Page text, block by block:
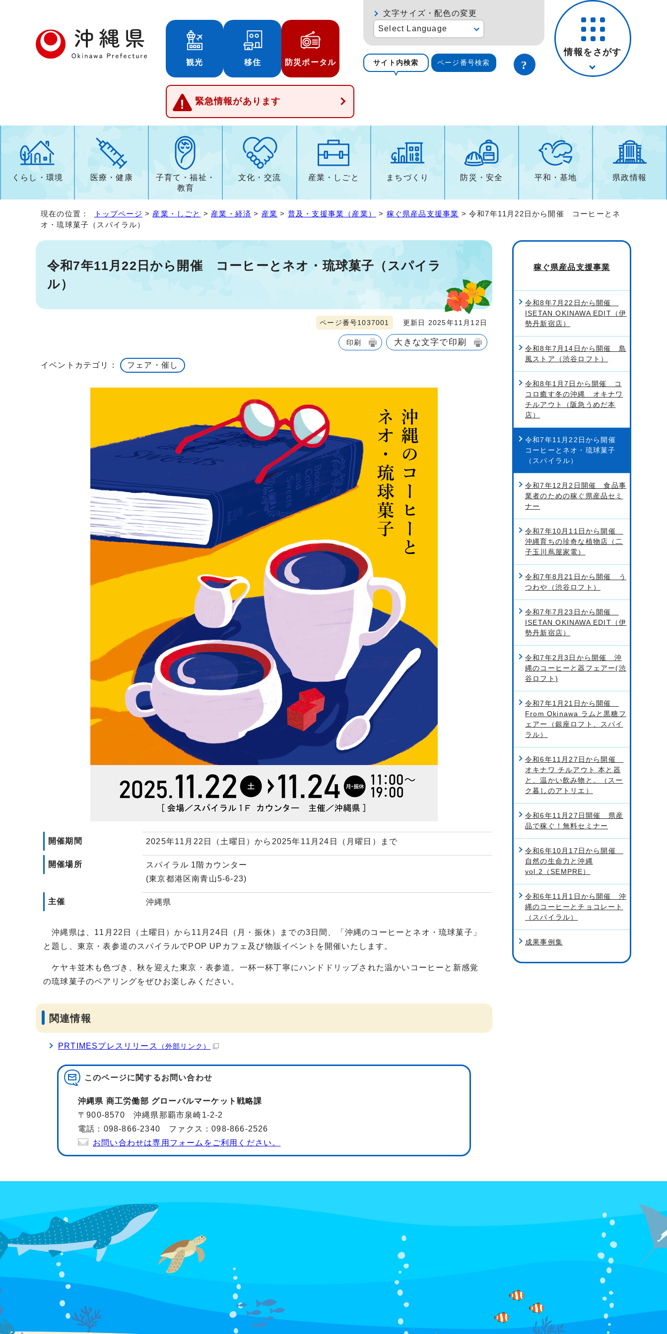
観光 移住 防災ポータル
緊急情報があります
文字サイズ・配色の変更
Select Language
サイト内検索 ページ番号検索
情報をさがす
くらし・環境 医療・健康
子育て・福祉・
教育
文化・交流 産業・しごと まちづくり 防災・安全 平和・基地 県政情報
現在の位置： トップページ > 産業・しごと > 産業・経済 > 産業 > 普及・支援事業（産業） > 稼ぐ県産品支援事業 > 令和7年11月22日から開催 コーヒーとネ
オ・琉球菓子（スパイラル）
令和7年11月22日から開催 コーヒーとネオ・琉球菓子（スパイラ
ル）
ページ番号1037001 更新日 2025年11月12日
印刷 大きな文字で印刷
イベントカテゴリ： フェア・催し
開催期間 2025年11月22日（土曜日）から2025年11月24日（月曜日）まで
開催場所
スパイラル 1階カウンター
(東京都港区南青山5-6-23)
主催 沖縄県
沖縄県は、11月22日（土曜日）から11月24日（月・振休）までの3日間、「沖縄のコーヒーとネオ・琉球菓子」
と題し、東京・表参道のスパイラルでPOP UPカフェ及び物販イベントを開催いたします。
ケヤキ並木も色づき、秋を迎えた東京・表参道。一杯一杯丁寧にハンドドリップされた温かいコーヒーと新感覚
の琉球菓子のペアリングをぜひお楽しみください。
関連情報
PRTIMESプレスリリース （外部リンク）
このページに関するお問い合わせ
沖縄県 商工労働部 グローバルマーケット戦略課
〒900-8570 沖縄県那覇市泉崎1-2-2
電話：098-866-2340 ファクス：098-866-2526
お問い合わせは専用フォームをご利用ください。
稼ぐ県産品支援事業
令和8年7月22日から開催
ISETAN OKINAWA EDIT（伊
勢丹新宿店）
令和8年7月14日から開催 島
風ストア（渋谷ロフト）
令和8年1月7日から開催 コ
コロ癒す冬の沖縄 オキナワ
チルアウト（阪急うめだ本
店）
令和7年11月22日から開催
コーヒーとネオ・琉球菓子
（スパイラル）
令和7年12月2日開催 食品事
業者のための稼ぐ県産品セミ
ナー
令和7年10月11日から開催
沖縄育ちの珍奇な植物店（二
子玉川蔦屋家電）
令和7年8月21日から開催 う
つわや（渋谷ロフト）
令和7年7月23日から開催
ISETAN OKINAWA EDIT（伊
勢丹新宿店）
令和7年2月3日から開催 沖
縄のコーヒーと器フェアー(渋
谷ロフト)
令和7年1月21日から開催
From Okinawa ラムと黒糖フ
ェアー（銀座ロフト、スパイ
ラル）
令和6年11月27日から開催
オキナワ チルアウト 本と器
と、温かい飲み物と。（スー
ク暮しのアトリエ）
令和6年11月27日開催 県産
品で稼ぐ！無料セミナー
令和6年10月17日から開催
自然の生命力と沖縄
vol.2（SEMPRE）
令和6年11月1日から開催 沖
縄のコーヒーとチョコレート
（スパイラル）
成果事例集